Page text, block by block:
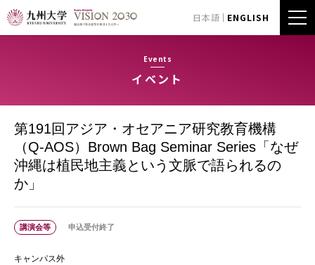
日本語 ENGLISH
Events
イベント
第191回アジア・オセアニア研究教育機構
（Q-AOS）Brown Bag Seminar Series「なぜ
沖縄は植民地主義という文脈で語られるの
か」
講演会等 申込受付終了
キャンパス外